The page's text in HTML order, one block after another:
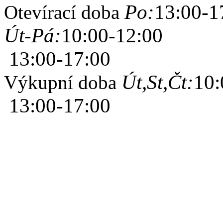
Otevírací doba Po:13:00-
Út-Pá:10:00-12:00
13:00-17:00
Výkupní doba Út,St,Čt:
13:00-17:00